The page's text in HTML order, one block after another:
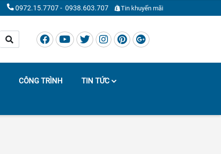
0972.15.7707- 0938.603.707 Tin khuyến mãi
CÔNG TRÌNH TIN TỨC